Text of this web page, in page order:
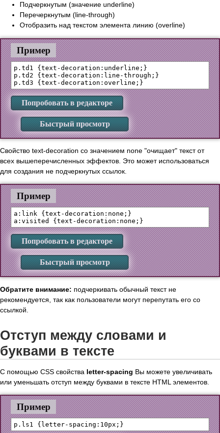
Подчеркнутым (значение underline)
Перечеркнутым (line-through)
Отобразить над текстом элемента линию (overline)
Пример
p.td1 {text-decoration:underline;}
p.td2 {text-decoration:line-through;}
Попробовать в редакторе
Быстрый просмотр
Свойство text-decoration со значением none "очищает" текст от
всех вышеперечисленных эффектов. Это может использоваться
для создания не подчеркнутых ссылок.
Пример
a:link {text-decoration:none;}
Попробовать в редакторе
Быстрый просмотр
Обратите внимание: подчеркивать обычный текст не
рекомендуется, так как пользователи могут перепутать его со
ссылкой.
Отступ между словами и
буквами в тексте
С помощью CSS свойства letter-spacing Вы можете увеличивать
или уменьшать отступ между буквами в тексте HTML элементов.
Пример